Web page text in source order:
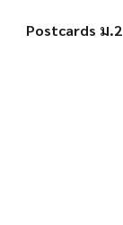
Postcards ม.2